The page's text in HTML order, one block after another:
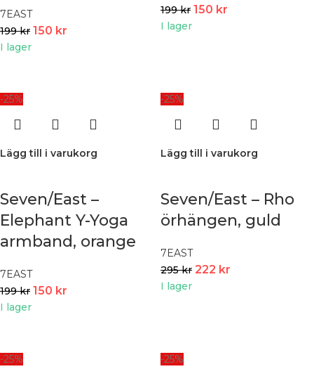
7EAST
199kr 150 kr
I lager
199kr 150 kr
I lager
-25%
Lägg till i varukorg
Seven/East –
Elephant Y-Yoga
armband, orange
7EAST
199kr 150 kr
I lager
-25%
Lägg till i varukorg
Seven/East – Rho
örhängen, guld
7EAST
295kr 222 kr
I lager
-25% -25%